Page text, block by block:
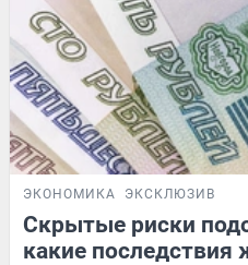
ЭКОНОМИКА ЭКСКЛЮЗИВ
Скрытые риски
какие последствия